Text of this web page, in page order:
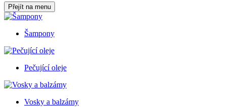
Přejít na menu
Šampony
Pečující oleje
Vosky a balzámy